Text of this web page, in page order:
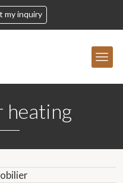
my inquiry
heating